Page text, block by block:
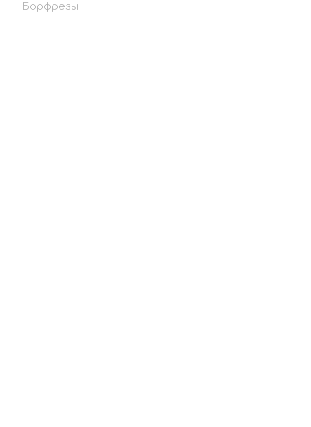
Борфрезы